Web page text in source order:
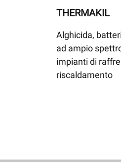
THERMAKIL
Alghicida,
ad ampio
impianti di
riscaldamento